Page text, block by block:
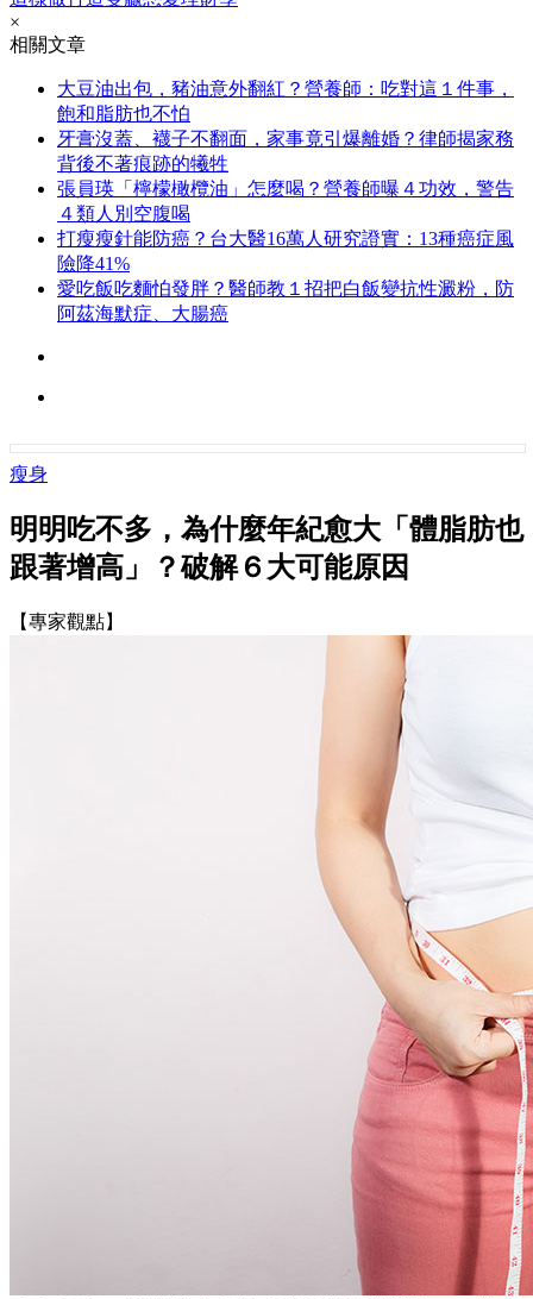
×
相關文章
大豆油出包，豬油意外翻紅？營養師：吃對這１件事，
飽和脂肪也不怕
牙膏沒蓋、襪子不翻面，家事竟引爆離婚？律師揭家務
背後不著痕跡的犧牲
張員瑛「檸檬橄欖油」怎麼喝？營養師曝４功效，警告
４類人別空腹喝
打瘦瘦針能防癌？台大醫16萬人研究證實：13種癌症風
險降41%
愛吃飯吃麵怕發胖？醫師教１招把白飯變抗性澱粉，防
阿茲海默症、大腸癌
瘦身
明明吃不多，為什麼年紀愈大「體脂肪也
跟著增高」？破解６大可能原因
【專家觀點】